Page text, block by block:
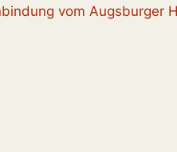
vom Augsburger